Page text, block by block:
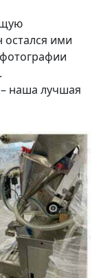
остался ими
наша лучшая